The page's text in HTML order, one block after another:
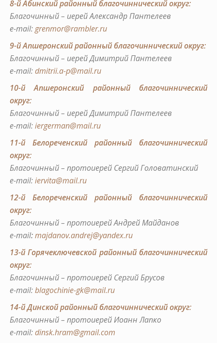
8-й Абинский районный благочиннический округ:
Благочинный – иерей Александр Пантелеев
e-mail:grenmor@rambler.ru
9-й Апшеронский районный благочиннический округ:
Благочинный – иерей Димитрий Пантелеев
e-mail:dmitrii.a-p@mail.ru
10-й Апшеронский районный благочиннический
округ:
Благочинный – иерей Димитрий Пантелеев
e-mail:iergerman@mail.ru
11-й Белореченский районный благочиннический
округ:
Благочинный – протоиерей Сергий Головатинский
e-mail:iervita@mail.ru
12-й Белореченский районный благочиннический
округ:
Благочинный – протоиерей Андрей Майданов
e-mail:majdanov.andrej@yandex.ru
13-й Горячеключевской районный благочиннический
округ:
Благочинный – протоиерей Сергий Брусов
e-mail:blagochinie-gk@mail.ru
14-й Динской районный благочиннический округ:
Благочинный – протоиерей Иоанн Лапко
е-mail:dinsk.hram@gmail.com